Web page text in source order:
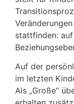
stattfinden:
Auf der
im letzten
Als „Große“